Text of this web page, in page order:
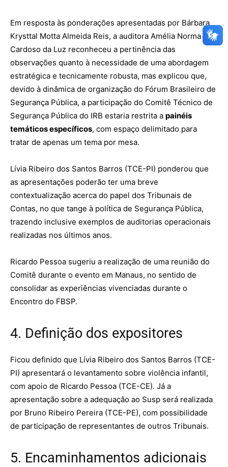
Em resposta às ponderações apresentadas por Bárbara
Krysttal Motta Almeida Reis, a auditora Amélia Norma
Cardoso da Luz reconheceu a pertinência das
observações quanto à necessidade de uma abordagem
estratégica e tecnicamente robusta, mas explicou que,
devido à dinâmica de organização do Fórum Brasileiro de
Segurança Pública, a participação do Comitê Técnico de
Segurança Pública do IRB estaria restrita a painéis
temáticos específicos, com espaço delimitado para
tratar de apenas um tema por mesa.
Lívia Ribeiro dos Santos Barros (TCE-PI) ponderou que
as apresentações poderão ter uma breve
contextualização acerca do papel dos Tribunais de
Contas, no que tange à política de Segurança Pública,
trazendo inclusive exemplos de auditorias operacionais
realizadas nos últimos anos.
Ricardo Pessoa sugeriu a realização de uma reunião do
Comitê durante o evento em Manaus, no sentido de
consolidar as experiências vivenciadas durante o
Encontro do FBSP.
4. Definição dos expositores
Ficou definido que Lívia Ribeiro dos Santos Barros (TCE-
PI) apresentará o levantamento sobre violência infantil,
com apoio de Ricardo Pessoa (TCE-CE). Já a
apresentação sobre a adequação ao Susp será realizada
por Bruno Ribeiro Pereira (TCE-PE), com possibilidade
de participação de representantes de outros Tribunais.
5. Encaminhamentos adicionais